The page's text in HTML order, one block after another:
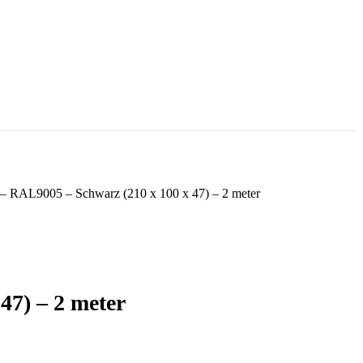
RAL9005 – Schwarz (210 x 100 x 47) – 2 meter
– 2 meter